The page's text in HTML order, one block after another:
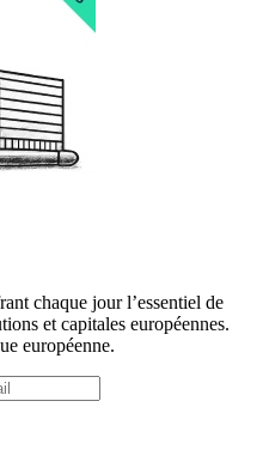
chaque jour l’essentiel de
et capitales européennes.
européenne.